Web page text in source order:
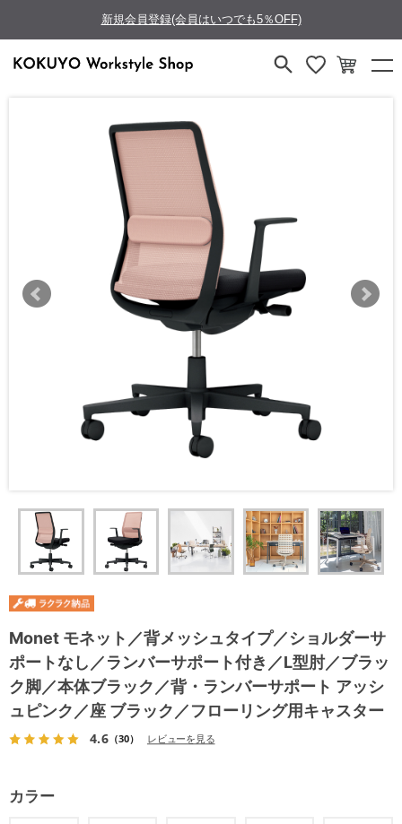
新規会員登録(会員はいつでも5％OFF)
Monet モネット／背メッシュタイプ／ショルダーサ
ポートなし／ランバーサポート付き／L型肘／ブラッ
ク脚／本体ブラック／背・ランバーサポート アッシ
ュピンク／座 ブラック／フローリング用キャスター
4.6（30） レビューを見る
カラー